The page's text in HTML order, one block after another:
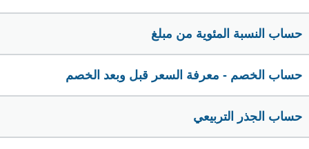
حساب النسبة المئوية من مبلغ
حساب الخصم - معرفة السعر قبل وبعد الخصم
حساب الجذر التربيعي